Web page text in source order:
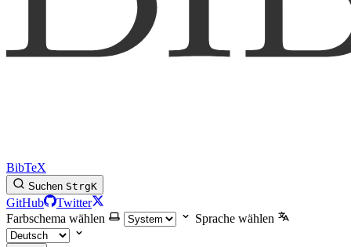
BibTeX
Suchen StrgK
GitHub
Twitter
Farbschema wählen
Sprache wählen